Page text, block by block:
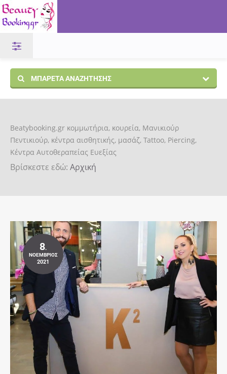
ΜΠΑΡΈΤΑ ΑΝΑΖΉΤΗΣΗΣ
Beatybooking.gr κομμωτήρια, κουρεία, Μανικιούρ
Πεντικιούρ, κέντρα αισθητικής, μασάζ, Tattoo, Piercing,
Κέντρα Αυτοθεραπείας Ευεξίας
Βρίσκεστε εδώ: Αρχική
8.
ΝΟΈΜΒΡΙΟΣ
2021